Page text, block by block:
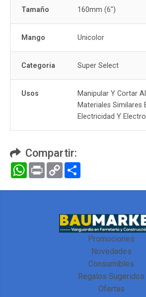
Tamaño 160mm (6")
Mango Unicolor
Categoria Super Select
Usos
Manipular Y Cortar
Materiales Similares
Electricidad Y
Compartir:
WhatsApp
Print Copy
Link
Promociones
Novedades
Consumibles
Regalos Sugeridos
Ofertas